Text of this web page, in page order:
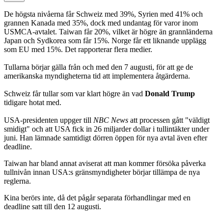
De högsta nivåerna får Schweiz med 39%, Syrien med 41% och
grannen Kanada med 35%, dock med undantag för varor inom
USMCA-avtalet. Taiwan får 20%, vilket är högre än grannländerna
Japan och Sydkorea som får 15%. Norge får ett liknande upplägg
som EU med 15%. Det rapporterar flera medier.
Tullarna börjar gälla från och med den 7 augusti, för att ge de
amerikanska myndigheterna tid att implementera åtgärderna.
Schweiz får tullar som var klart högre än vad Donald Trump
tidigare hotat med.
USA-presidenten uppger till NBC News att processen gått "väldigt
smidigt" och att USA fick in 26 miljarder dollar i tullintäkter under
juni. Han lämnade samtidigt dörren öppen för nya avtal även efter
deadline.
Taiwan har bland annat aviserat att man kommer försöka påverka
tullnivån innan USA:s gränsmyndigheter börjar tillämpa de nya
reglerna.
Kina berörs inte, då det pågår separata förhandlingar med en
deadline satt till den 12 augusti.